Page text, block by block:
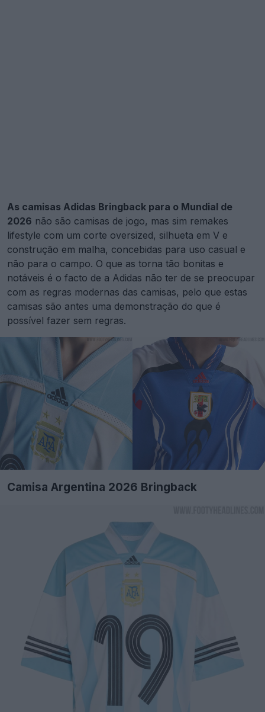
As camisas Adidas Bringback para o Mundial de
2026 não são camisas de jogo, mas sim remakes
lifestyle com um corte oversized, silhueta em V e
construção em malha, concebidas para uso casual e
não para o campo. O que as torna tão bonitas e
notáveis é o facto de a Adidas não ter de se preocupar
com as regras modernas das camisas, pelo que estas
camisas são antes uma demonstração do que é
possível fazer sem regras.
Camisa Argentina 2026 Bringback